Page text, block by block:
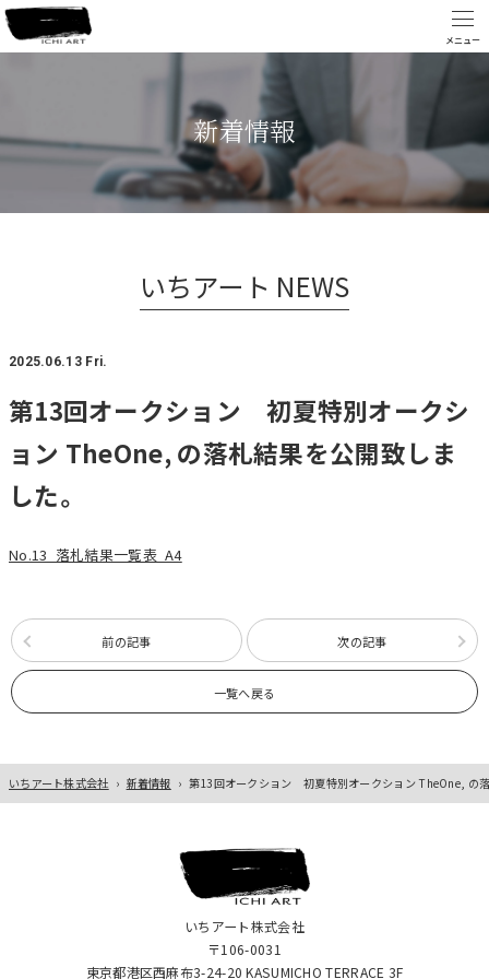
新着情報
いちアート NEWS
2025.06.13 Fri.
第13回オークション 初夏特別オークシ
ョン TheOne, の落札結果を公開致しま
した。
No.13_落札結果一覧表_A4
前の記事 次の記事
一覧へ戻る
いちアート株式会社 › 新着情報 › 第13回オークション 初夏特別オークション TheOne, の
いちアート株式会社
〒106-0031
東京都港区西麻布3-24-20 KASUMICHO TERRACE 3F